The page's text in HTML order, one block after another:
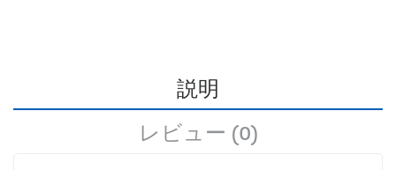
説明
レビュー (0)